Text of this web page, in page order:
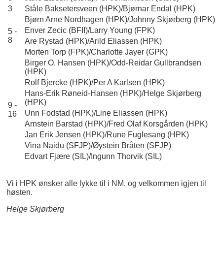
3
Ståle Baksetersveen (HPK)/Bjørnar Endal (HPK)
5 -
8
Bjørn Arne Nordhagen (HPK)/Johnny Skjørberg (HPK)
Enver Zecic (BFII)/Larry Young (FPK)
Are Rystad (HPK)/Arild Eliassen (HPK)
Morten Torp (FPK)/Charlotte Jayer (GPK)
9 -
16
Birger O. Hansen (HPK)/Odd-Reidar Gullbrandsen
(HPK)
Rolf Bjercke (HPK)/Per A Karlsen (HPK)
Hans-Erik Røneid-Hansen (HPK)/Helge Skjørberg
(HPK)
Unn Fodstad (HPK)/Line Eliassen (HPK)
Arnstein Barstad (HPK)/Fred Olaf Korsgården (HPK)
Jan Erik Jensen (HPK)/Rune Fuglesang (HPK)
Vina Naidu (SFJP)/Øystein Bråten (SFJP)
Edvart Fjære (SIL)/Ingunn Thorvik (SIL)
Vi i HPK ønsker alle lykke til i NM, og velkommen igjen til
høsten.
Helge Skjørberg